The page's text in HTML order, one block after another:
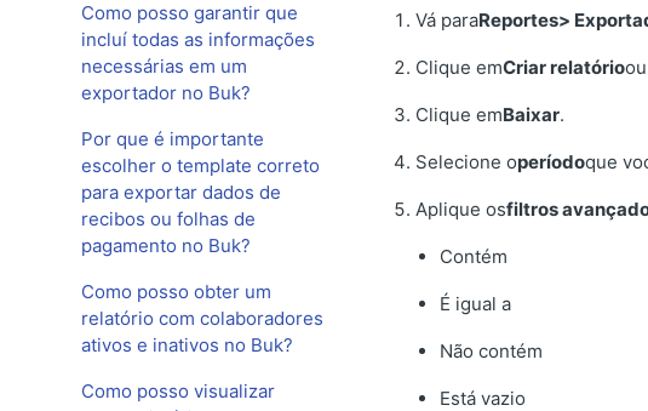
Como posso garantir que
incluí todas as informações
necessárias em um
exportador no Buk?
Por que é importante
escolher o template correto
para exportar dados de
recibos ou folhas de
pagamento no Buk?
Como posso obter um
relatório com colaboradores
ativos e inativos no Buk?
Como posso visualizar
Vá paraReportes>
Clique emCriar relatório
Clique emBaixar.
Selecione operíodoque
Aplique osfiltros
Contém
É igual a
Não contém
Está vazio